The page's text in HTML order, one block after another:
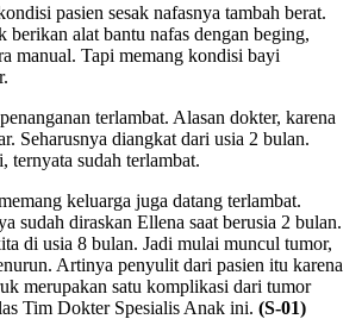
pasien sesak nafasnya tambah berat.
berikan alat bantu nafas dengan beging,
manual. Tapi memang kondisi bayi
terlambat. Alasan dokter, karena
Seharusnya diangkat dari usia 2 bulan.
ternyata sudah terlambat.
keluarga juga datang terlambat.
sudah diraskan Ellena saat berusia 2 bulan.
di usia 8 bulan. Jadi mulai muncul tumor,
Artinya penyulit dari pasien itu karena
merupakan satu komplikasi dari tumor
Tim Dokter Spesialis Anak ini. (S-01)